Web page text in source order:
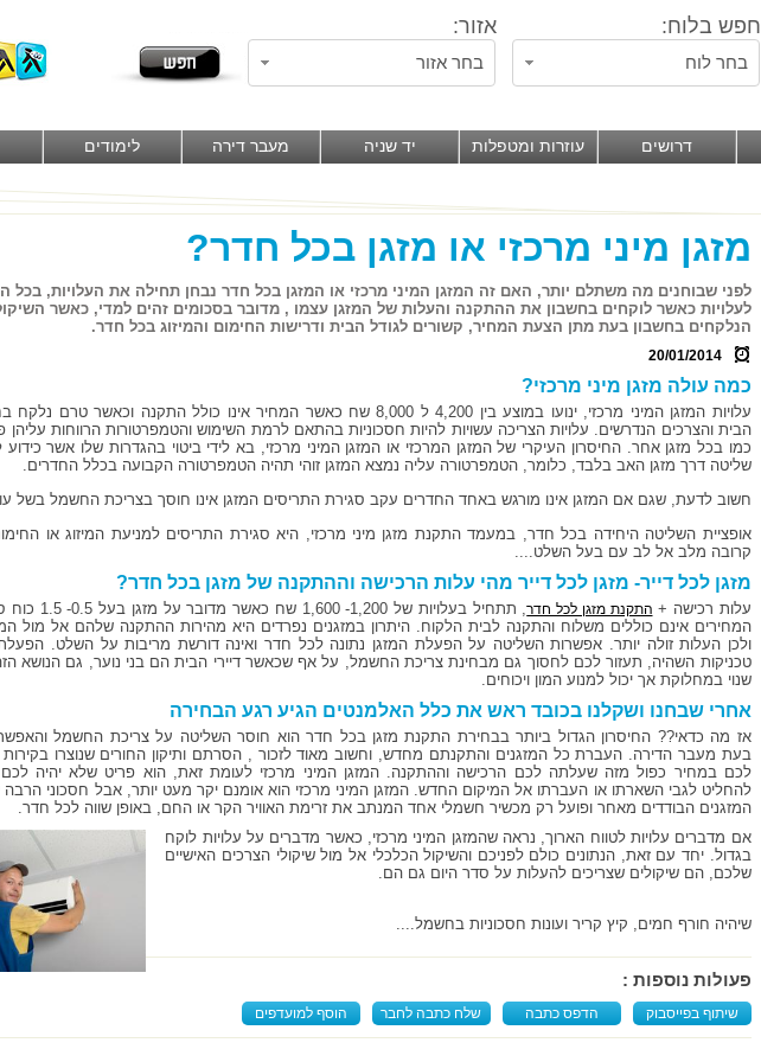
חפש בלוח: אזור:
בחר לוח בחר אזור
דרושים עוזרות ומטפלות יד שניה מעבר דירה לימודים
מזגן מיני מרכזי או מזגן בכל חדר?
לפני שבוחנים מה משתלם יותר, האם זה המזגן המיני מרכזי או המזגן בכל חדר נבחן תחילה את העלויות, בכל
לעלויות כאשר לוקחים בחשבון את ההתקנה והעלות של המזגן עצמו , מדובר בסכומים זהים למדי, כאשר
הנלקחים בחשבון בעת מתן הצעת המחיר, קשורים לגודל הבית ודרישות החימום והמיזוג בכל חדר.
20/01/2014
כמה עולה מזגן מיני מרכזי?
עלויות המזגן המיני מרכזי, ינועו במוצע בין 4,200 ל 8,000 שח כאשר המחיר אינו כולל התקנה וכאשר
הבית והצרכים הנדרשים. עלויות הצריכה עשויות להיות חסכוניות בהתאם לרמת השימוש והטמפרטורות הרווחות עליהן
כמו בכל מזגן אחר. החיסרון העיקרי של המזגן המרכזי או המזגן המיני מרכזי, בא לידי ביטוי בהגדרות שלו אשר
שליטה דרך מזגן האב בלבד, כלומר, הטמפרטורה עליה נמצא המזגן זוהי תהיה הטמפרטורה הקבועה בכלל החדרים.
חשוב לדעת, שגם אם המזגן אינו מורגש באחד החדרים עקב סגירת התריסים המזגן אינו חוסך בצריכת החשמל בשל
אופציית השליטה היחידה בכל חדר, במעמד התקנת מזגן מיני מרכזי, היא סגירת התריסים למניעת המיזוג או
קרובה מלב אל לב עם בעל השלט....
מזגן לכל דייר- מזגן לכל דייר מהי עלות הרכישה וההתקנה של מזגן בכל חדר?
עלות רכישה + התקנת מזגן לכל חדר
, תתחיל בעלויות של
המחירים אינם כוללים משלוח והתקנה לבית הלקוח. היתרון במזגנים נפרדים היא מהירות ההתקנה שלהם אל מול
ולכן העלות זולה יותר. אפשרות השליטה על הפעלת המזגן נתונה לכל חדר ואינה דורשת מריבות על השלט.
טכניקות השהיה, תעזור לכם לחסוך גם מבחינת צריכת החשמל, על אף שכאשר דיירי הבית הם בני נוער, גם הנושא
שנוי במחלוקת אך יכול למנוע המון ויכוחים.
אחרי שבחנו ושקלנו בכובד ראש את כלל האלמנטים הגיע רגע הבחירה
אז מה כדאי?? החיסרון הגדול ביותר בבחירת התקנת מזגן בכל חדר הוא חוסר השליטה על צריכת החשמל
בעת מעבר הדירה. העברת כל המזגנים והתקנתם מחדש, וחשוב מאוד לזכור , הסרתם ותיקון החורים שנוצרו בקירות
לכם במחיר כפול מזה שעלתה לכם הרכישה וההתקנה. המזגן המיני מרכזי לעומת זאת, הוא פריט שלא יהיה
להחליט לגבי השארתו או העברתו אל המיקום החדש. המזגן המיני מרכזי הוא אומנם יקר מעט יותר, אבל חסכוני
המזגנים הבודדים מאחר ופועל רק מכשיר חשמלי אחד המנתב את זרימת האוויר הקר או החם, באופן שווה לכל חדר.
אם מדברים עלויות לטווח הארוך, נראה שהמזגן המיני מרכזי, כאשר מדברים על עלויות לוקח
בגדול. יחד עם זאת, הנתונים כולם לפניכם והשיקול הכלכלי אל מול שיקולי הצרכים האישיים
שלכם, הם שיקולים שצריכים להעלות על סדר היום גם הם.
שיהיה חורף חמים, קיץ קריר ועונות חסכוניות בחשמל....
פעולות נוספות :
שיתוף בפייסבוק הדפס כתבה שלח כתבה לחבר הוסף למועדפים